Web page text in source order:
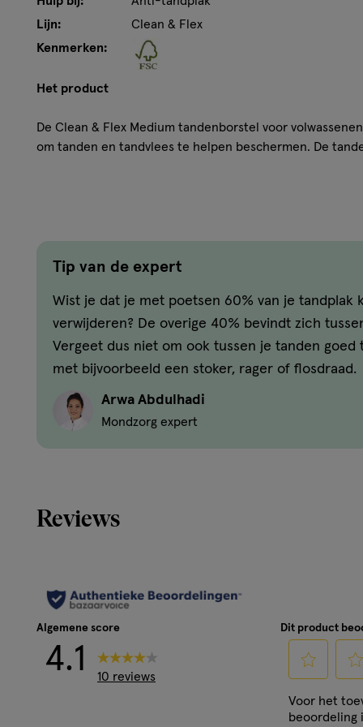
Lijn:
Clean & Flex
Kenmerken:
Het product
De Clean & Flex Medium tandenborstel voor
om tanden en tandvlees te helpen beschermen. De
comfortabele rubberen antisliphandgreep. Verkrijgbaar
Aquafresh de impact van plastic voor eenmalig gebruik
met de Aquafresh Clean & Flex tandenborstel te
Flex Medium tandenborstel 2+1 koopt, krijg je één
november 2021, gebaseerd op de wereldwijde
Kenmerken
Bij aankoop krijg je 1 tandenborstel gratis Afgeronde
Tip van de expert
Wist je dat je met poetsen 60% van je tandplak
verwijderen? De overige 40% bevindt zich
Vergeet dus niet om ook tussen je tanden goed
met bijvoorbeeld een stoker, rager of flosdraad.
Arwa Abdulhadi
Mondzorg expert
Reviews
Algemene score
4.1 10 reviews
Dit product
om
om
Voor het
beoordeling